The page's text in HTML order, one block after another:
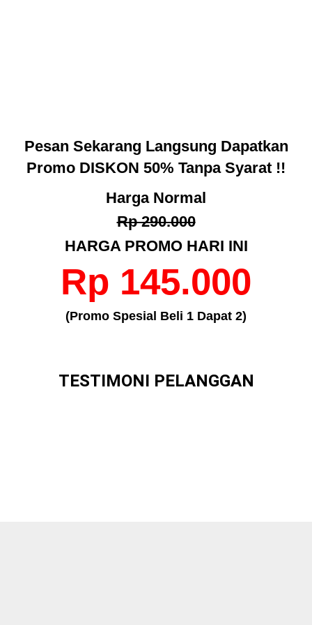
Pesan Sekarang Langsung Dapatkan
Promo DISKON 50% Tanpa Syarat !!
Harga Normal
Rp 290.000
HARGA PROMO HARI INI
Rp 145.000
(Promo Spesial Beli 1 Dapat 2)
TESTIMONI PELANGGAN